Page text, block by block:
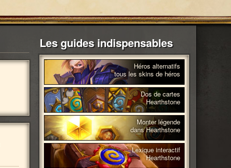
Les guides indispensables
Héros alternatifs
tous les skins de héros
Dos de cartes
Hearthstone
Monter légende
dans Hearthstone
Lexique interactif
Hearthstone